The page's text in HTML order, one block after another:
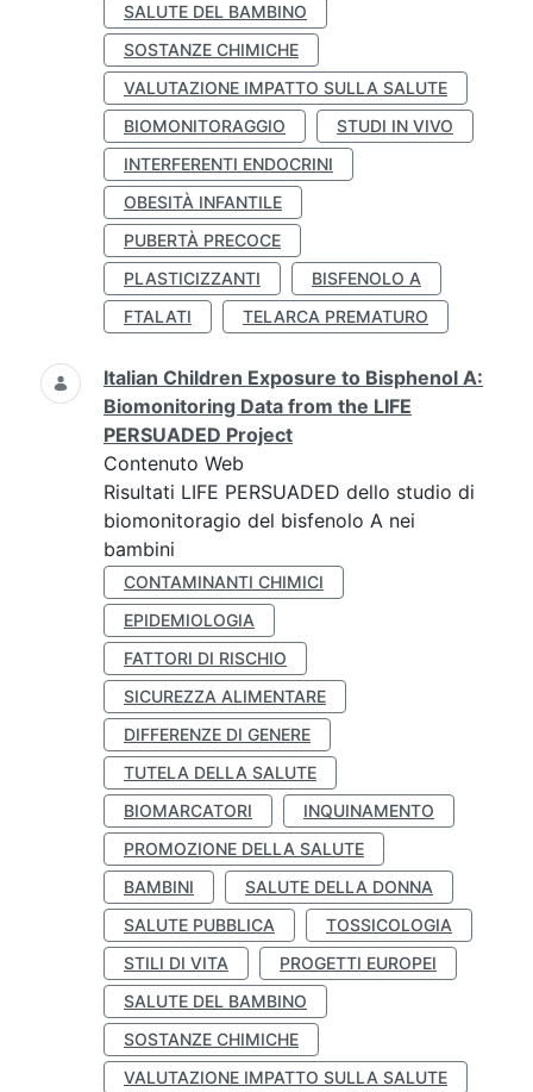
SALUTE DEL BAMBINO
SOSTANZE CHIMICHE
VALUTAZIONE IMPATTO SULLA SALUTE
BIOMONITORAGGIO
STUDI IN VIVO
INTERFERENTI ENDOCRINI
OBESITÀ INFANTILE
PUBERTÀ PRECOCE
PLASTICIZZANTI
BISFENOLO A
FTALATI
TELARCA PREMATURO
Italian Children Exposure to Bisphenol A:
Biomonitoring Data from the LIFE
PERSUADED Project
Contenuto Web
Risultati LIFE PERSUADED dello studio di
biomonitoragio del bisfenolo A nei
bambini
CONTAMINANTI CHIMICI
EPIDEMIOLOGIA
FATTORI DI RISCHIO
SICUREZZA ALIMENTARE
DIFFERENZE DI GENERE
TUTELA DELLA SALUTE
BIOMARCATORI
INQUINAMENTO
PROMOZIONE DELLA SALUTE
BAMBINI
SALUTE DELLA DONNA
SALUTE PUBBLICA
TOSSICOLOGIA
STILI DI VITA
PROGETTI EUROPEI
SALUTE DEL BAMBINO
SOSTANZE CHIMICHE
VALUTAZIONE IMPATTO SULLA SALUTE